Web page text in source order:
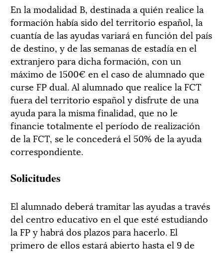
En la modalidad B, destinada a quién realice la
formación había sido del territorio español, la
cuantía de las ayudas variará en función del país
de destino, y de las semanas de estadía en el
extranjero para dicha formación, con un
máximo de 1500€ en el caso de alumnado que
curse FP dual. Al alumnado que realice la FCT
fuera del territorio español y disfrute de una
ayuda para la misma finalidad, que no le
financie totalmente el período de realización
de la FCT, se le concederá el 50% de la ayuda
correspondiente.
Solicitudes
El alumnado deberá tramitar las ayudas a través
del centro educativo en el que esté estudiando
la FP y habrá dos plazos para hacerlo. El
primero de ellos estará abierto hasta el 9 de